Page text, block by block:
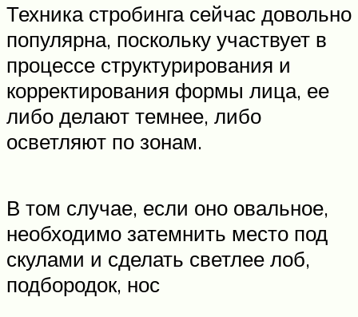
Техника стробинга сейчас довольно
популярна, поскольку участвует в
процессе структурирования и
корректирования формы лица, ее
либо делают темнее, либо
осветляют по зонам.
В том случае, если оно овальное,
необходимо затемнить место под
скулами и сделать светлее лоб,
подбородок, нос